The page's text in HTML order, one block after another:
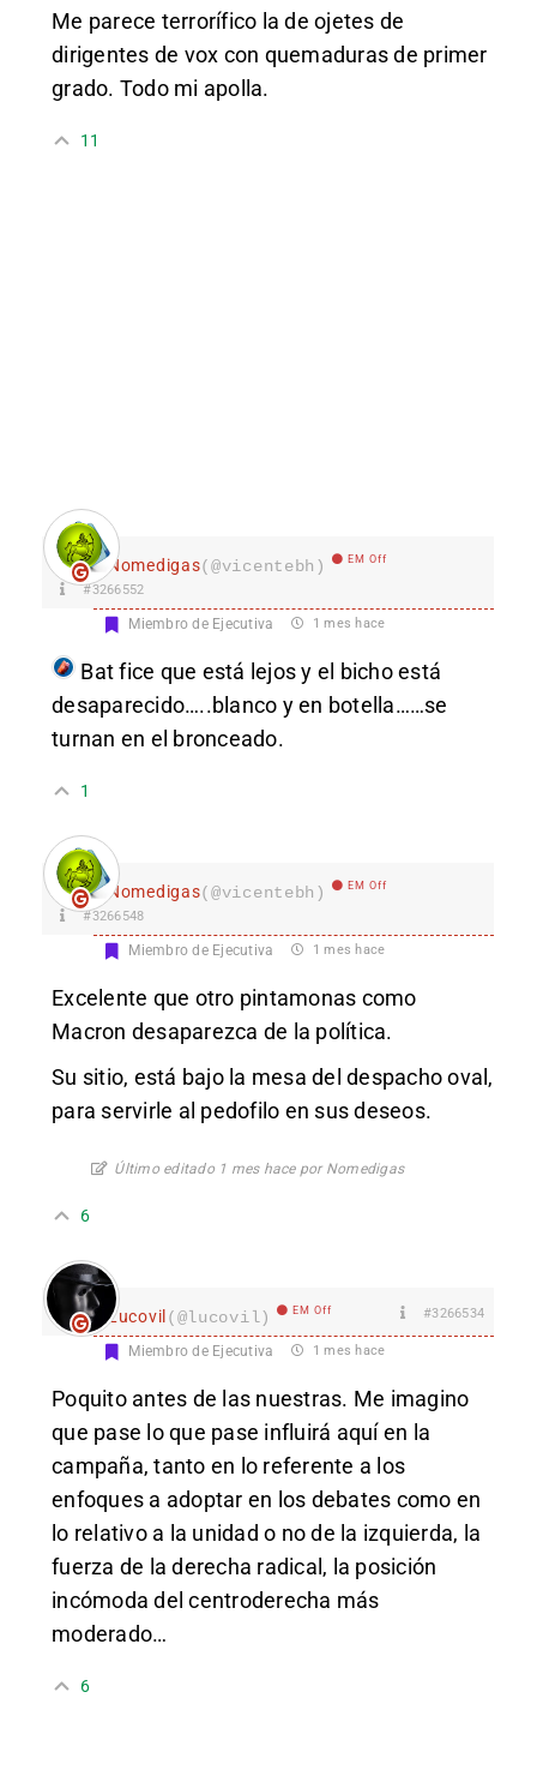
Me parece terrorífico la de ojetes de
dirigentes de vox con quemaduras de primer
grado. Todo mi apolla.
11
Nomedigas(@vicentebh) EM Off
#3266552
Miembro de Ejecutiva 1 mes hace
Batfice que está lejos y el bicho está
desaparecido…..blanco y en botella……se
turnan en el bronceado.
1
Nomedigas(@vicentebh) EM Off
#3266548
Miembro de Ejecutiva 1 mes hace
Excelente que otro pintamonas como
Macron desaparezca de la política.
Su sitio, está bajo la mesa del despacho oval,
para servirle al pedofilo en sus deseos.
Último editado 1 mes hace por Nomedigas
6
Lucovil (@lucovil) EM Off #3266534
Miembro de Ejecutiva 1 mes hace
Poquito antes de las nuestras. Me imagino
que pase lo que pase influirá aquí en la
campaña, tanto en lo referente a los
enfoques a adoptar en los debates como en
lo relativo a la unidad o no de la izquierda, la
fuerza de la derecha radical, la posición
incómoda del centroderecha más
moderado…
6